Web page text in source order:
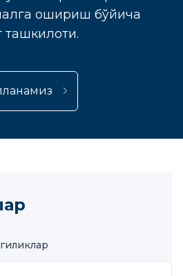
ошириш бўйича
ташкилоти.